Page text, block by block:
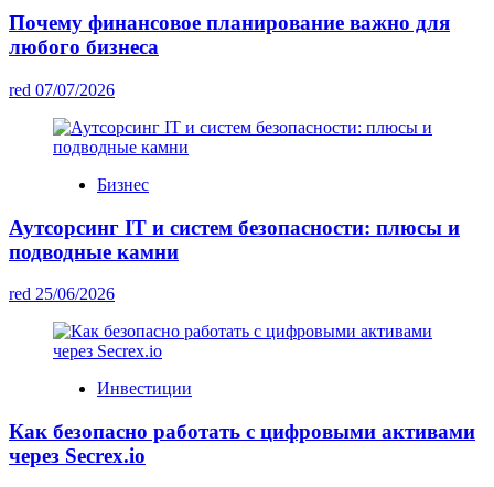
Почему финансовое планирование важно для
любого бизнеса
red 07/07/2026
Бизнес
Аутсорсинг IT и систем безопасности: плюсы и
подводные камни
red 25/06/2026
Инвестиции
Как безопасно работать с цифровыми активами
через Secrex.io